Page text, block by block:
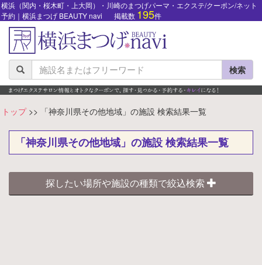
横浜（関内・桜木町・上大岡）・川崎のまつげパーマ・エクステ/クーポン/ネット
予約｜横浜まつげ BEAUTY navi
掲載数 195件
検索
トップ>> 「神奈川県その他地域」の施設 検索結果一覧
「神奈川県その他地域」の施設 検索結果一覧
探したい場所や施設の種類で絞込検索